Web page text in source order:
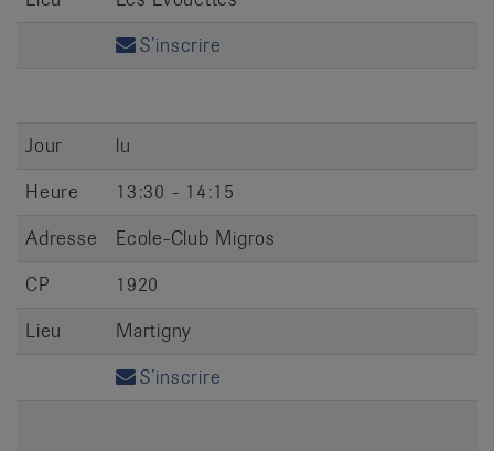
S’inscrire
Jour
lu
Heure
13:30 - 14:15
Adresse
Ecole-Club Migros
CP
1920
Lieu
Martigny
S’inscrire